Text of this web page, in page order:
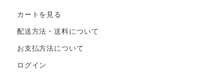
カートを見る
配送方法・送料について
お支払方法について
ログイン